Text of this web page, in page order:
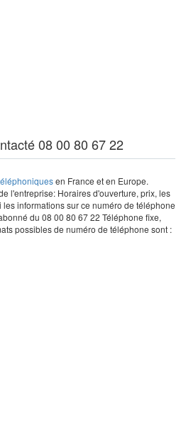
08 00 80 67 22
en France et en Europe.
l'entreprise: Horaires d'ouverture, prix, les
informations sur ce numéro de téléphone
du 08 00 80 67 22 Téléphone fixe,
possibles de numéro de téléphone sont :